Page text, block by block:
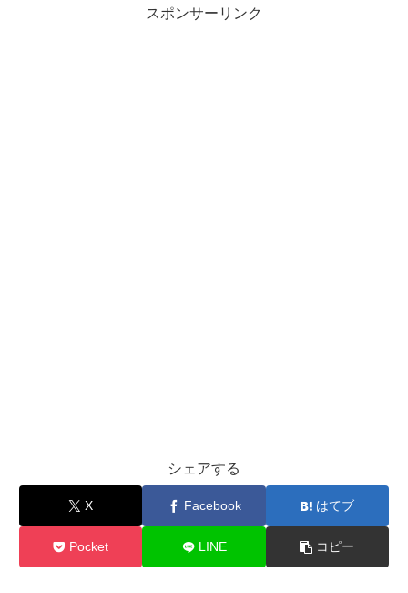
スポンサーリンク
シェアする
X Facebook はてブ
Pocket LINE コピー